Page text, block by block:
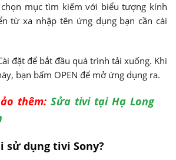
mục tìm kiếm với biểu tượng kính
từ xa nhập tên ứng dụng bạn cần cài
đặt để bắt đầu quá trình tải xuống. Khi
bạn bấm OPEN để mở ứng dụng ra.
thêm: Sửa tivi tại Hạ Long
sử dụng tivi Sony?